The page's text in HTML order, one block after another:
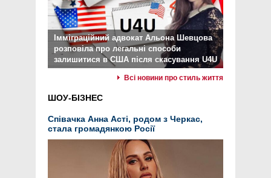
Імміграційний адвокат Альона Шевцова
розповіла про легальні способи
залишитися в США після скасування U4U
Всі новини про стиль життя
ШОУ-БІЗНЕС
Співачка Анна Асті, родом з Черкас,
стала громадянкою Росії